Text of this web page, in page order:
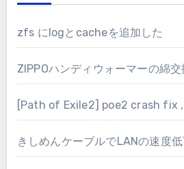
zfs にlogとcacheを追加した
ZIPPOハンディウォーマーの綿
[Path of Exile2] poe2 crash fix
きしめんケーブルでLANの速度